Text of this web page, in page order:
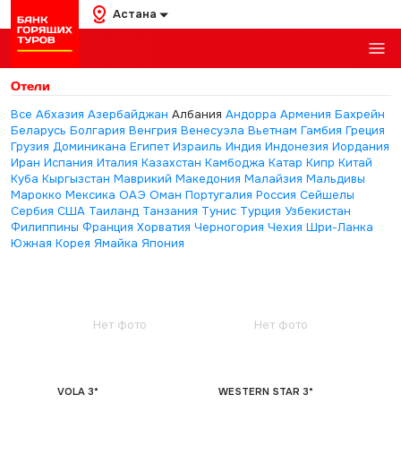
Астана
Отели
Все Абхазия Азербайджан Албания Андорра Армения Бахрейн
Беларусь Болгария Венгрия Венесуэла Вьетнам Гамбия Греция
Грузия Доминикана Египет Израиль Индия Индонезия Иордания
Иран Испания Италия Казахстан Камбоджа Катар Кипр Китай
Куба Кыргызстан Маврикий Македония Малайзия Мальдивы
Марокко Мексика ОАЭ Оман Португалия Россия Сейшелы
Сербия США Таиланд Танзания Тунис Турция Узбекистан
Филиппины Франция Хорватия Черногория Чехия Шри-Ланка
Южная Корея Ямайка Япония
Нет фото
VOLA 3*
Нет фото
WESTERN STAR 3*